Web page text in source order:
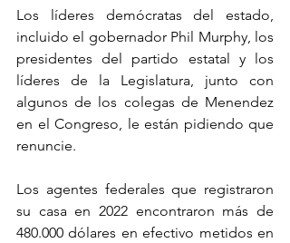
Los líderes demócratas del estado,
incluido el gobernador Phil Murphy, los
presidentes del partido estatal y los
líderes de la Legislatura, junto con
algunos de los colegas de Menendez
en el Congreso, le están pidiendo que
renuncie.
Los agentes federales que registraron
su casa en 2022 encontraron más de
480.000 dólares en efectivo metidos en